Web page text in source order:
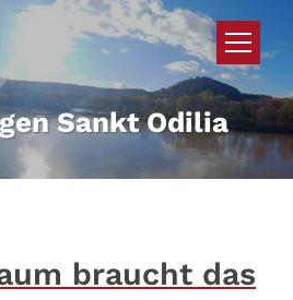
Sankt Odilia
braucht das